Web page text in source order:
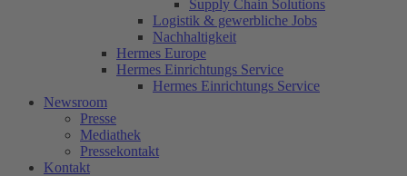
Supply Chain Solutions
Logistik & gewerbliche Jobs
Nachhaltigkeit
Hermes Europe
Hermes Einrichtungs Service
Hermes Einrichtungs Service
Newsroom
Presse
Mediathek
Pressekontakt
Kontakt